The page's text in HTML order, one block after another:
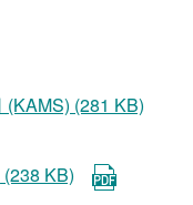
(281 KB)
KB)